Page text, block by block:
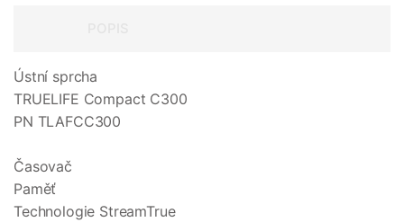
Ústní sprcha
TRUELIFE Compact C300
PN TLAFCC300
Časovač
Paměť
Technologie StreamTrue